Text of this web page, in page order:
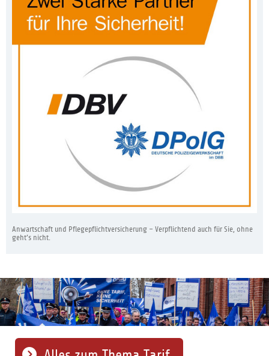
Anwartschaft und Pflegepflichtversicherung – Verpflichtend auch für Sie, ohne
geht’s nicht.